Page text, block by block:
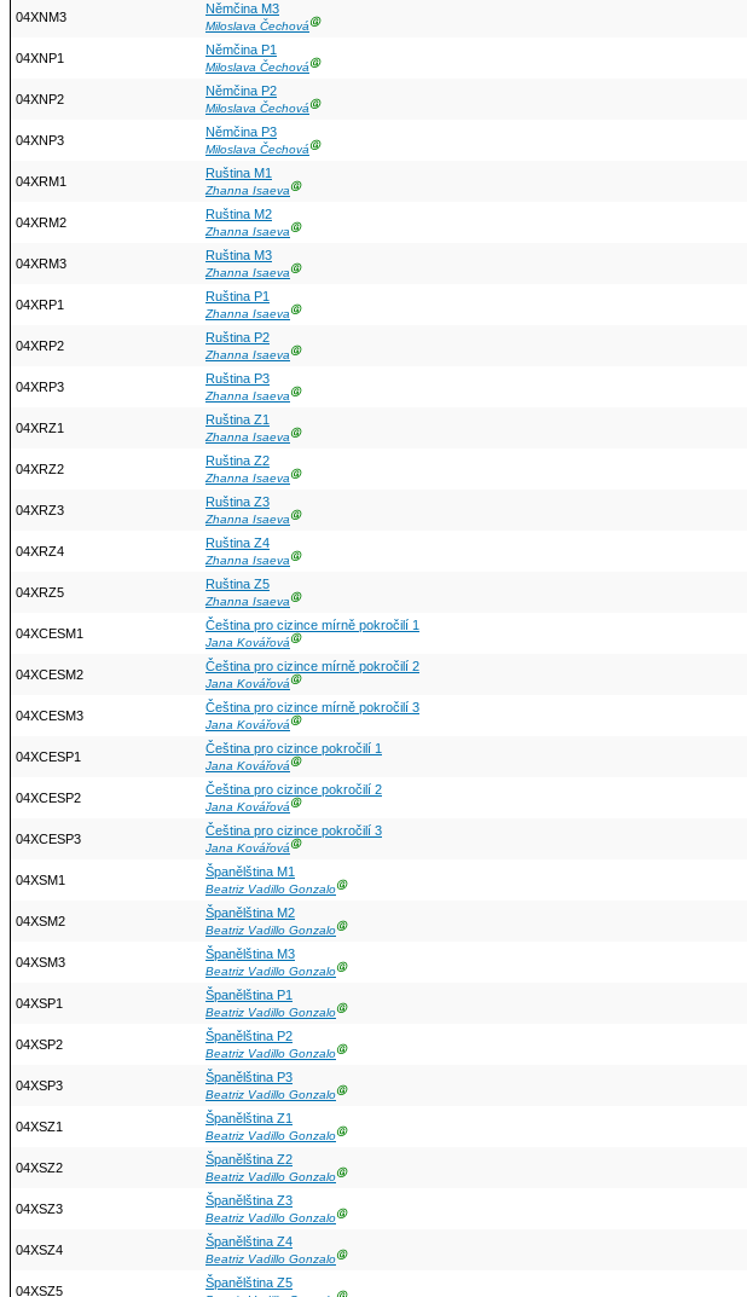
04XNM3
Němčina M3
Miloslava ČechováⒼ
04XNP1
Němčina P1
Miloslava ČechováⒼ
04XNP2
Němčina P2
Miloslava ČechováⒼ
04XNP3
Němčina P3
Miloslava ČechováⒼ
04XRM1
Ruština M1
Zhanna IsaevaⒼ
04XRM2
Ruština M2
Zhanna IsaevaⒼ
04XRM3
Ruština M3
Zhanna IsaevaⒼ
04XRP1
Ruština P1
Zhanna IsaevaⒼ
04XRP2
Ruština P2
Zhanna IsaevaⒼ
04XRP3
Ruština P3
Zhanna IsaevaⒼ
04XRZ1
Ruština Z1
Zhanna IsaevaⒼ
04XRZ2
Ruština Z2
Zhanna IsaevaⒼ
04XRZ3
Ruština Z3
Zhanna IsaevaⒼ
04XRZ4
Ruština Z4
Zhanna IsaevaⒼ
04XRZ5
Ruština Z5
Zhanna IsaevaⒼ
04XCESM1
Čeština pro cizince mírně pokročilí 1
Jana KovářováⒼ
04XCESM2
Čeština pro cizince mírně pokročilí 2
Jana KovářováⒼ
04XCESM3
Čeština pro cizince mírně pokročilí 3
Jana KovářováⒼ
04XCESP1
Čeština pro cizince pokročilí 1
Jana KovářováⒼ
04XCESP2
Čeština pro cizince pokročilí 2
Jana KovářováⒼ
04XCESP3
Čeština pro cizince pokročilí 3
Jana KovářováⒼ
04XSM1
Španělština M1
Beatriz Vadillo GonzaloⒼ
04XSM2
Španělština M2
Beatriz Vadillo GonzaloⒼ
04XSM3
Španělština M3
Beatriz Vadillo GonzaloⒼ
04XSP1
Španělština P1
Beatriz Vadillo GonzaloⒼ
04XSP2
Španělština P2
Beatriz Vadillo GonzaloⒼ
04XSP3
Španělština P3
Beatriz Vadillo GonzaloⒼ
04XSZ1
Španělština Z1
Beatriz Vadillo GonzaloⒼ
04XSZ2
Španělština Z2
Beatriz Vadillo GonzaloⒼ
04XSZ3
Španělština Z3
Beatriz Vadillo GonzaloⒼ
04XSZ4
Španělština Z4
Beatriz Vadillo GonzaloⒼ
04XSZ5
Španělština Z5